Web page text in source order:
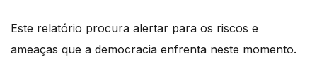
Este relatório procura alertar para os riscos e
ameaças que a democracia enfrenta neste momento.